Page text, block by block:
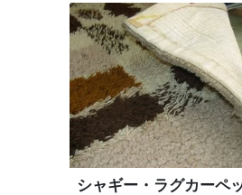
シャギー・ラグカーペ